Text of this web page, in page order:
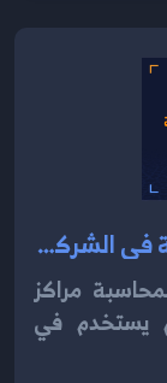
تحديات وحلول: تنفيذ مراكز التكلفة في الشركات التجارية الضخمة 2024
مراكز
يستخدم في